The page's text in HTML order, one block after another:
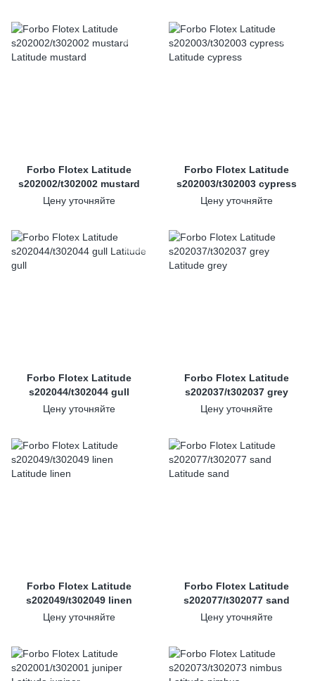
Forbo Flotex Latitude
s202002/t302002 mustard
Цену уточняйте
Forbo Flotex Latitude
s202003/t302003 cypress
Цену уточняйте
Forbo Flotex Latitude
s202044/t302044 gull
Цену уточняйте
Forbo Flotex Latitude
s202037/t302037 grey
Цену уточняйте
Forbo Flotex Latitude
s202049/t302049 linen
Цену уточняйте
Forbo Flotex Latitude
s202077/t302077 sand
Цену уточняйте